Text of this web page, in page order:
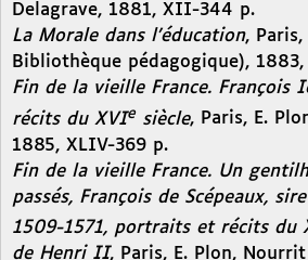
Delagrave, 1881, XII-344 p.
La Morale dans l’éducation, Paris,
Bibliothèque pédagogique),
Fin de la vieille France. François
récits du XVIe siècle, Paris, E.
1885, XLIV-369 p.
Fin de la vieille France. Un
passés, François de Scépeaux,
1509-1571, portraits et récits du
de Henri II, Paris, E. Plon,